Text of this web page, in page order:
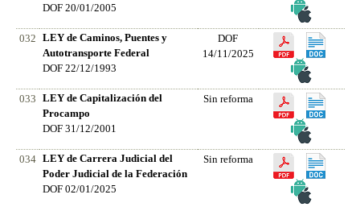
DOF 20/01/2005
032
LEY de Caminos, Puentes y
Autotransporte Federal
DOF 22/12/1993
DOF
14/11/2025
033
LEY de Capitalización del
Procampo
DOF 31/12/2001
Sin reforma
034 LEY de Carrera Judicial del
Poder Judicial de la Federación
DOF 02/01/2025
Sin reforma